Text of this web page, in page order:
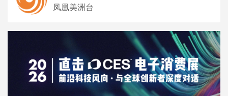
凤凰美洲台